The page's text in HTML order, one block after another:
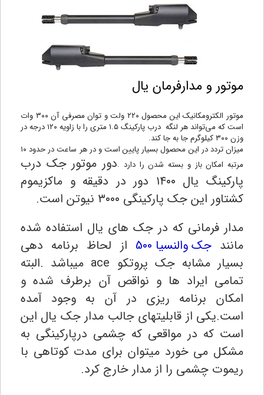
موتور و مدارفرمان یال
موتور الکترومکانیک این محصول ۲۲۰ ولت و توان مصرفی آن ۳۰۰ وات
است که می‌تواند هر لنگه درب پارکینگ ۱.۵ متری را با زاویه ۱۲۰ درجه در
وزن ۳۰۰ کیلوگرم جا به جا کند.
میزان تردد در این محصول بسیار پایین است و در هر ساعت در حدود ۱۰
مرتبه امکان باز و بسته شدن را دارد .دور موتور جک درب
پارکینگ یال ۱۴۰۰ دور در دقیقه و ماکزیموم
کشتاور این جک پارکینگی ۳۰۰۰ نیوتن است.
مدار فرمانی که در جک های یال استفاده شده
مانندجک والنسیا 500
از لحاظ برنامه دهی
بسیار مشابه جک پروتکو ace میباشد .
البته
تمامی ایراد ها و نواقص آن برطرف شده و
امکان برنامه ریزی در آن به وجود آمده
است.یکی از قابلیتهای جالب مدار جک یال این
است که در مواقعی که چشمی درپارکینگی به
مشکل می خورد میتوان برای مدت کوتاهی با
ریموت چشمی را از مدار خارج کرد.